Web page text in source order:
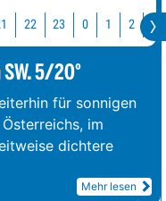
22 23 0 1 2 3
5/20°
für sonnigen
im
dichtere
Mehr lesen